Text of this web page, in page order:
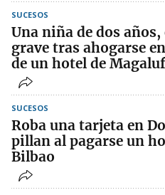
SUCESOS
Una niña de dos años,
grave tras ahogarse
de un hotel de Magaluf
SUCESOS
Roba una tarjeta en
pillan al pagarse un
Bilbao